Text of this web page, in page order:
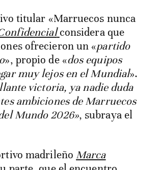
titular «Marruecos nunca
considera que
ofrecieron un «partido
», propio de «dos equipos
muy lejos en el Mundial».
victoria, ya nadie duda
ambiciones de Marruecos
Mundo 2026», subraya el
madrileño Marca